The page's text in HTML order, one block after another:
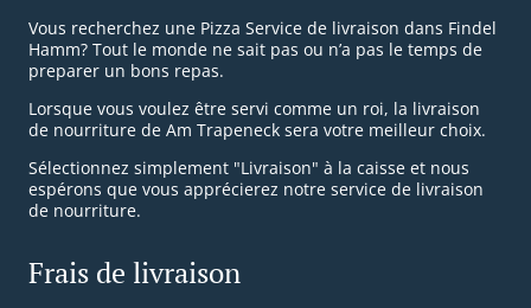
Vous recherchez une Pizza Service de livraison dans Findel
Hamm? Tout le monde ne sait pas ou n’a pas le temps de
preparer un bons repas.
Lorsque vous voulez être servi comme un roi, la livraison
de nourriture de Am Trapeneck sera votre meilleur choix.
Sélectionnez simplement "Livraison" à la caisse et nous
espérons que vous apprécierez notre service de livraison
de nourriture.
Frais de livraison